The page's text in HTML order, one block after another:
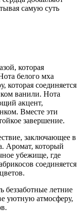
самую суть
которая
белого мха
которая соединяется
ванили. Нота
акцент,
Вместе эти
завершение.
заключающее в
Аромат, который
убежище, где
соединяется
беззаботные летние
уютную атмосферу,